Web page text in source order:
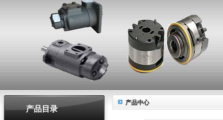
产品目录
产品中心